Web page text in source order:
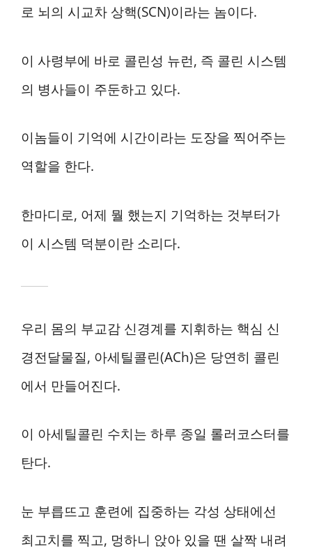
로 뇌의 시교차 상핵(SCN)이라는 놈이다.
이 사령부에 바로 콜린성 뉴런, 즉 콜린 시스템
의 병사들이 주둔하고 있다.
이놈들이 기억에 시간이라는 도장을 찍어주는
역할을 한다.
한마디로, 어제 뭘 했는지 기억하는 것부터가
이 시스템 덕분이란 소리다.
우리 몸의 부교감 신경계를 지휘하는 핵심 신
경전달물질, 아세틸콜린(ACh)은 당연히 콜린
에서 만들어진다.
이 아세틸콜린 수치는 하루 종일 롤러코스터를
탄다.
눈 부릅뜨고 훈련에 집중하는 각성 상태에선
최고치를 찍고, 멍하니 앉아 있을 땐 살짝 내려